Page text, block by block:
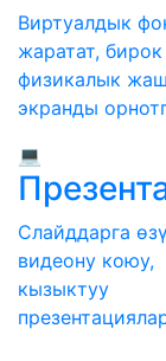
Виртуалдык
жаратат, бирок
физикалык
экранды
💻
Слайддарга
видеону коюу,
кызыктуу